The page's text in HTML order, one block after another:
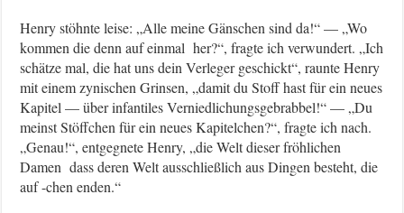
Henry stöhnte leise: „Alle meine Gänschen sind da!“ — „Wo
kommen die denn auf einmal her?“, fragte ich verwundert. „Ich
schätze mal, die hat uns dein Verleger geschickt“, raunte Henry
mit einem zynischen Grinsen, „damit du Stoff hast für ein neues
Kapitel — über infantiles Verniedlichungsgebrabbel!“ — „Du
meinst Stöffchen für ein neues Kapitelchen?“, fragte ich nach.
„Genau!“, entgegnete Henry, „die Welt dieser fröhlichen
Damen dass deren Welt ausschließlich aus Dingen besteht, die
auf -chen enden.“